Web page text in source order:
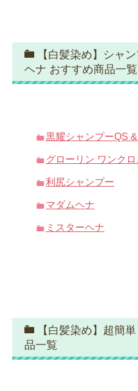
【白髪染め】シャ
ヘナ おすすめ商品一覧
黒耀シャンプーQS
グローリン ワンクロ
利尻シャンプー
マダムヘナ
ミスターヘナ
【白髪染め】超簡
品一覧